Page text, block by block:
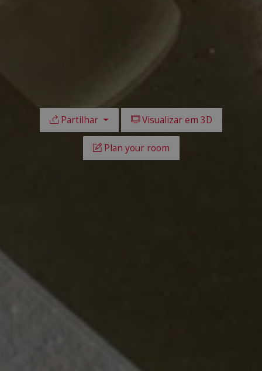
Partilhar Visualizar em 3D
Plan your room